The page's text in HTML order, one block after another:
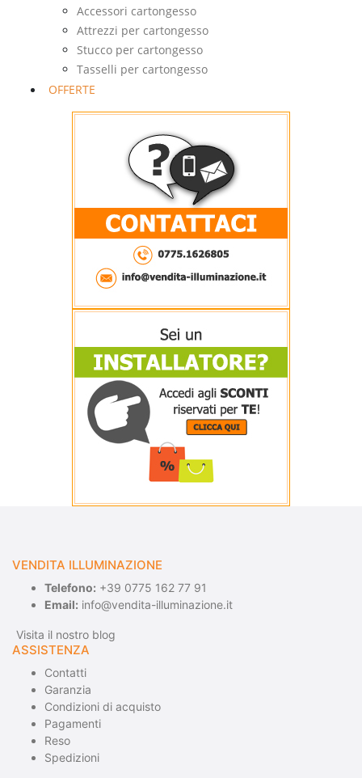
Accessori cartongesso
Attrezzi per cartongesso
Stucco per cartongesso
Tasselli per cartongesso
OFFERTE
VENDITA ILLUMINAZIONE
Telefono: +39 0775 162 77 91
Email: info@vendita-illuminazione.it
Visita il nostro blog
ASSISTENZA
Contatti
Garanzia
Condizioni di acquisto
Pagamenti
Reso
Spedizioni